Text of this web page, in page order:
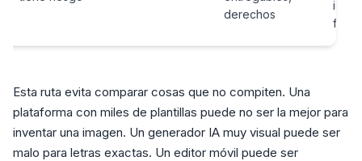
derechos
final
Esta ruta evita comparar cosas que no compiten. Una
plataforma con miles de plantillas puede no ser la mejor para
inventar una imagen. Un generador IA muy visual puede ser
malo para letras exactas. Un editor móvil puede ser